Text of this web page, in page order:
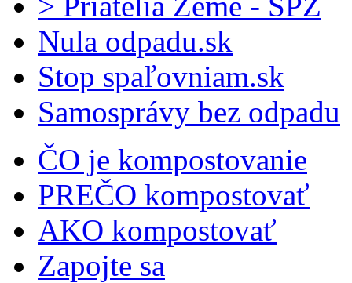
Nula odpadu.sk
Stop spaľovniam.sk
Samosprávy bez odpadu
ČO je kompostovanie
PREČO kompostovať
AKO kompostovať
Zapojte sa